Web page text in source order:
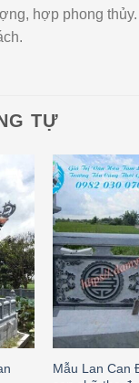
hợp phong
TỰ
Mẫu Lan Can